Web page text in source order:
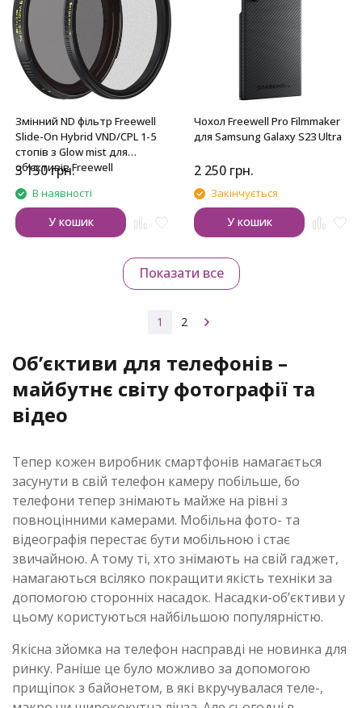
Змінний ND фільтр Freewell
Slide-On Hybrid VND/CPL 1-5
стопів з Glow mist для
обʼєктивів Freewell
3 150грн.
В наявності
У кошик
Чохол Freewell Pro Filmmaker
для Samsung Galaxy S23 Ultra
2 250 грн.
Закінчується
У кошик
Показати все
1 2
Об’єктиви для телефонів –
майбутнє світу фотографії та
відео
Тепер кожен виробник смартфонів намагається
засунути в свій телефон камеру побільше, бо
телефони тепер знімають майже на рівні з
повноцінними камерами. Мобільна фото- та
відеографія перестає бути мобільною і стає
звичайною. А тому ті, хто знімають на свій гаджет,
намагаються всіляко покращити якість техніки за
допомогою сторонніх насадок. Насадки-об’єктиви у
цьому користуються найбільшою популярністю.
Якісна зйомка на телефон насправді не новинка для
ринку. Раніше це було можливо за допомогою
прищіпок з байонетом, в які вкручувалася теле-,